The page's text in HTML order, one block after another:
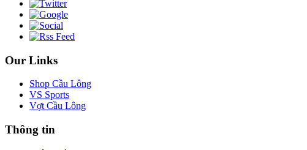
Our Links
Shop Cầu Lông
VS Sports
Vợt Cầu Lông
Thông tin